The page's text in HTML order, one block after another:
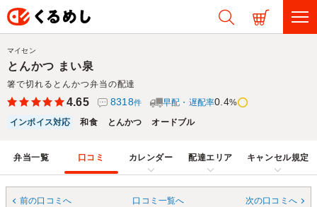
とんかつ まい泉
箸で切れるとんかつ弁当の配達
マイセン
4.65 8318件 早配・遅配率0.4%
インボイス対応
和食 とんかつ オードブル
弁当一覧 口コミ カレンダー 配達エリア キャンセル規定
前の口コミへ 口コミ一覧へ 次の口コミへ